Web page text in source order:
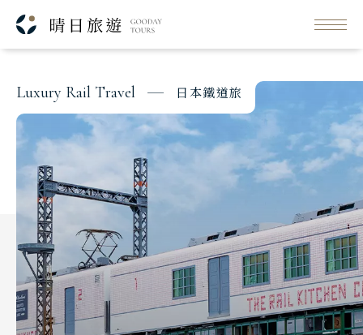
Classic Japan
日本心旅行
Japanese Vibe
日本美學旅
Luxury Rail Travel
日本鐵道旅
Festival & Events
主題旅遊賞
Luxury Rail Travel 日本鐵道旅